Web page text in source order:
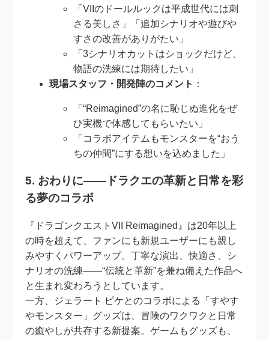
「VIIのドールルックは平成世代には刺
さる美しさ」「追加シナリオや遊びや
すさの改善がありがたい」
「3シナリオカットはショックだけど、
物語の洗練には期待したい」
現場スタッフ・開発陣のコメント ：
「“Reimagined”の名に恥じぬ進化をぜ
ひ実機で体感してもらいたい」
「コラボアイテムもモンスターを“おう
ちの仲間”にする想いを込めました」
5. おわりに――ドラクエの革新と日常を彩
る夢のコラボ
『ドラゴンクエストVII Reimagined』は20年以上
の時を超えて、ファンにも新規ユーザーにも親し
みやすくパワーアップ。丁寧な演出、快適さ、シ
ナリオの洗練――“伝統と革新”を兼ね備えた作品へ
と生まれ変わろうとしています。
一方、ジェラート ピケとのコラボによる「すやす
やモンスター」グッズは、冒険のワクワクと日常
の癒やしが共存する新提案。ゲームもグッズも、